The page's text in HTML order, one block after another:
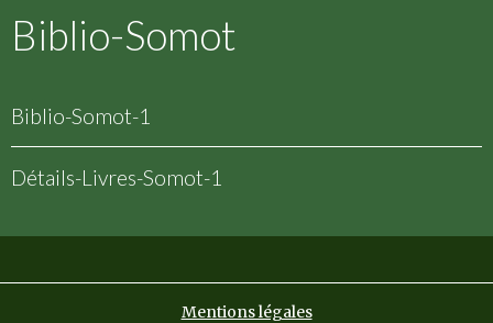
Biblio-Somot
Biblio-Somot-1
Détails-Livres-Somot-1
Mentions légales